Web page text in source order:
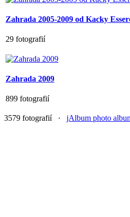
Zahrada 2005-2009 od Kacky
29 fotografií
Zahrada 2009
899 fotografií
3579 fotografií · jAlbum photo